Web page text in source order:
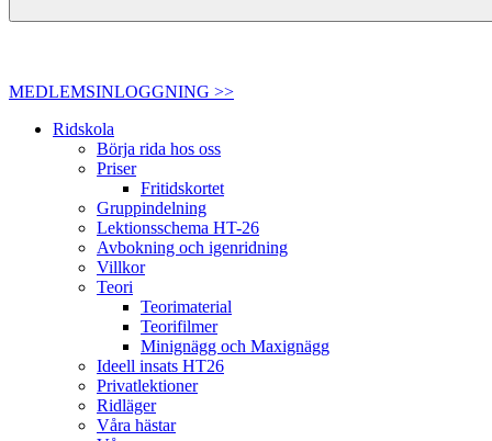
MEDLEMSINLOGGNING >>
Ridskola
Börja rida hos oss
Priser
Fritidskortet
Gruppindelning
Lektionsschema HT-26
Avbokning och igenridning
Villkor
Teori
Teorimaterial
Teorifilmer
Minignägg och Maxignägg
Ideell insats HT26
Privatlektioner
Ridläger
Våra hästar